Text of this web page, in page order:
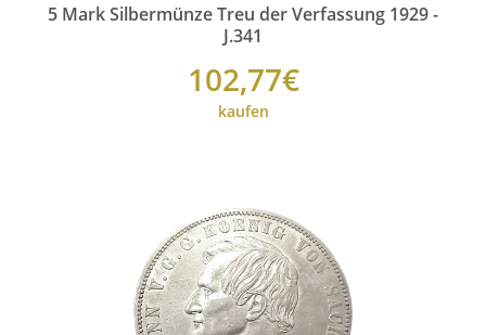
5 Mark Silbermünze Treu der Verfassung 1929 -
J.341
102,77€
kaufen